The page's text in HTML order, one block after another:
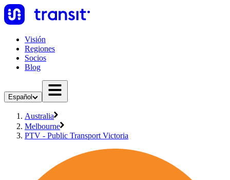
Visión
Regiones
Socios
Blog
Español
Australia
Melbourne
PTV - Public Transport Victoria